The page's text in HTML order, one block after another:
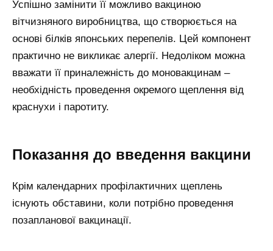
Успішно замінити її можливо вакциною
вітчизняного виробництва, що створюється на
основі білків японських перепелів. Цей компонент
практично не викликає алергії. Недоліком можна
вважати її приналежність до моновакцинам –
необхідність проведення окремого щеплення від
краснухи і паротиту.
Показання до введення вакцини
Крім календарних профілактичних щеплень
існують обставини, коли потрібно проведення
позапланової вакцинації.